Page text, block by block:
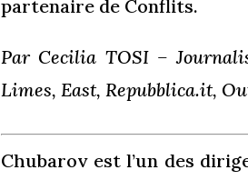
partenaire de Conflits.
Par Cecilia TOSI –
Limes, East, Repubblica.it,
Chubarov est l’un des